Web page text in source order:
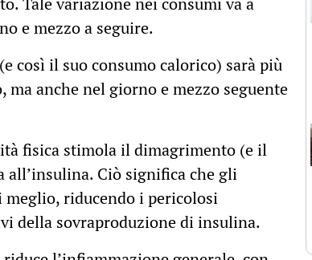
e mezzo a seguire.
così il suo consumo calorico) sarà più
anche nel giorno e mezzo seguente
fisica stimola il dimagrimento (e il
Ciò significa che gli
riducendo i pericolosi
della sovraproduzione di insulina.